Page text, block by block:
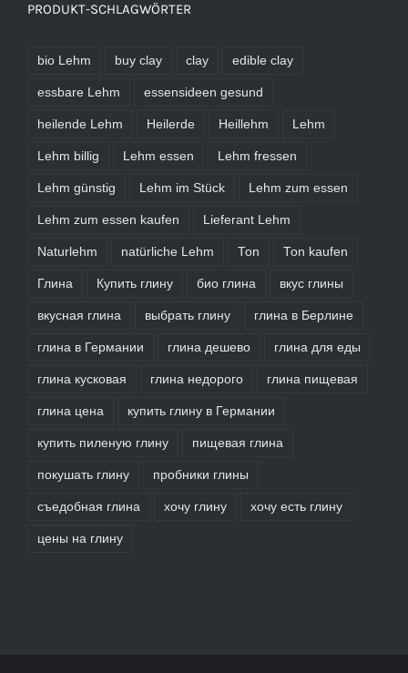
PRODUKT-SCHLAGWÖRTER
bio Lehm buy clay clay edible clay
essbare Lehm essensideen gesund
heilende Lehm Heilerde Heillehm Lehm
Lehm billig Lehm essen Lehm fressen
Lehm günstig Lehm im Stück Lehm zum essen
Lehm zum essen kaufen Lieferant Lehm
Naturlehm natürliche Lehm Ton Ton kaufen
Глина Купить глину био глина вкус глины
вкусная глина выбрать глину глина в Берлине
глина в Германии глина дешево глина для еды
глина кусковая глина недорого глина пищевая
глина цена купить глину в Германии
купить пиленую глину пищевая глина
покушать глину пробники глины
съедобная глина хочу глину хочу есть глину
цены на глину